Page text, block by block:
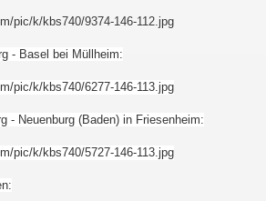
- Basel bei Müllheim:
- Neuenburg (Baden) in Friesenheim: